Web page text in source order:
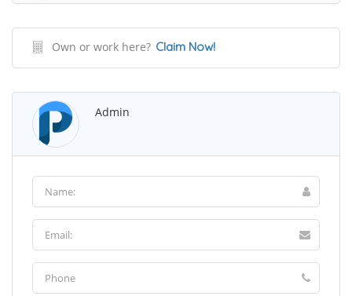
Own or work here? Claim Now!
Admin